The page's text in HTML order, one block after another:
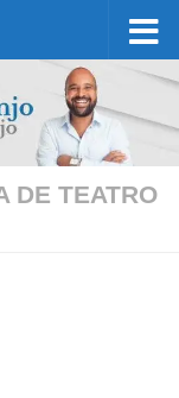
DE TEATRO